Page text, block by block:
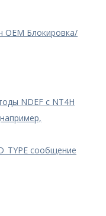
OEM Блокировка/
NDEF с NT4H
сообщение